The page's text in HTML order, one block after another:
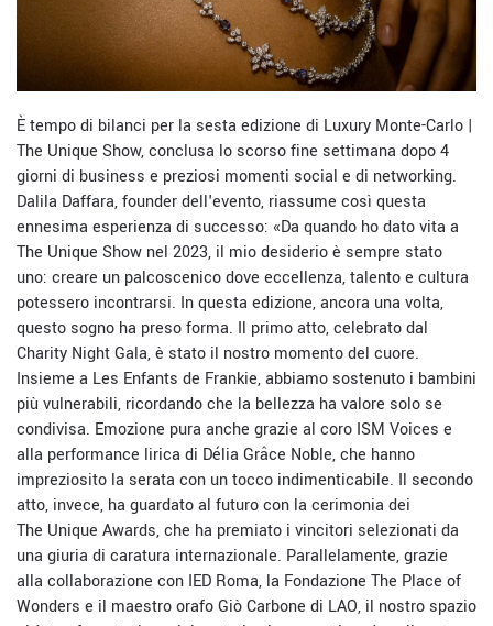
È tempo di bilanci per la sesta edizione di Luxury Monte-Carlo |
The Unique Show, conclusa lo scorso fine settimana dopo 4
giorni di business e preziosi momenti social e di networking.
Dalila Daffara, founder dell'evento, riassume così questa
ennesima esperienza di successo: «Da quando ho dato vita a
The Unique Show nel 2023, il mio desiderio è sempre stato
uno: creare un palcoscenico dove eccellenza, talento e cultura
potessero incontrarsi. In questa edizione, ancora una volta,
questo sogno ha preso forma. Il primo atto, celebrato dal
Charity Night Gala, è stato il nostro momento del cuore.
Insieme a Les Enfants de Frankie, abbiamo sostenuto i bambini
più vulnerabili, ricordando che la bellezza ha valore solo se
condivisa. Emozione pura anche grazie al coro ISM Voices e
alla performance lirica di Délia Grâce Noble, che hanno
impreziosito la serata con un tocco indimenticabile. Il secondo
atto, invece, ha guardato al futuro con la cerimonia dei
The Unique Awards, che ha premiato i vincitori selezionati da
una giuria di caratura internazionale. Parallelamente, grazie
alla collaborazione con IED Roma, la Fondazione The Place of
Wonders e il maestro orafo Giò Carbone di LAO, il nostro spazio